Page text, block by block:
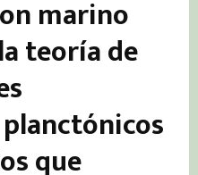
marino
teoría de
que